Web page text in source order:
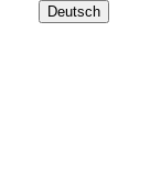
Deutsch